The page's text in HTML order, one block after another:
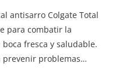
antisarro Colgate Total
para combatir la
fresca y saludable.
prevenir problemas